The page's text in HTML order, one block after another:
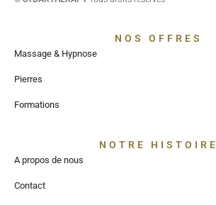
NOS OFFRES
Massage & Hypnose
Pierres
Formations
NOTRE HISTOIRE
A propos de nous
Contact